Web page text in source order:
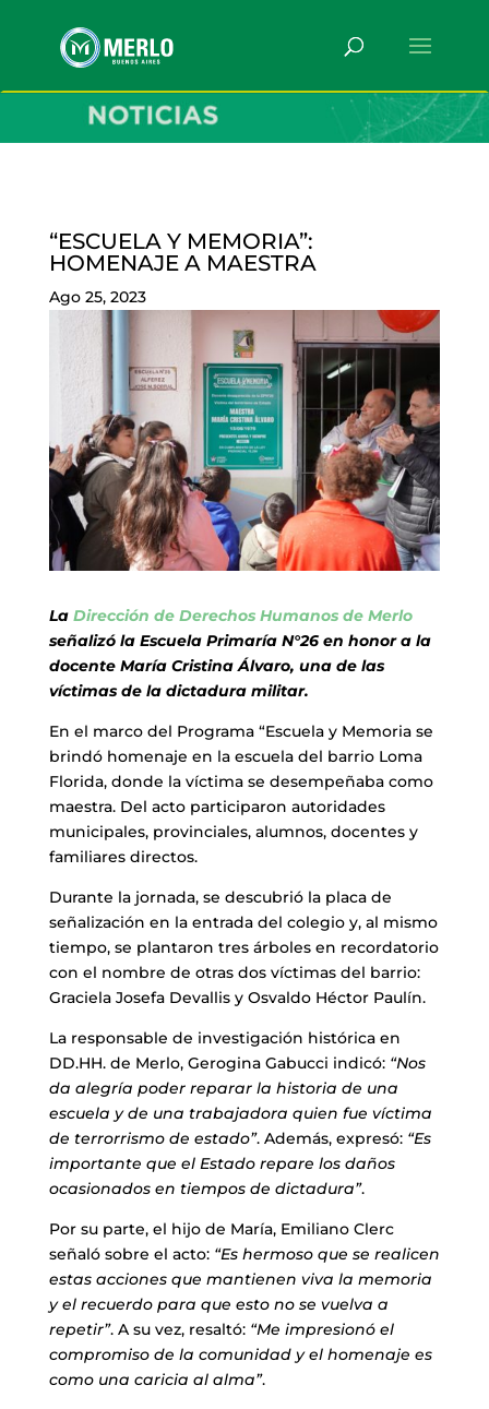
“ESCUELA Y MEMORIA”:
HOMENAJE A MAESTRA
Ago 25, 2023
La Dirección de Derechos Humanos de Merlo
señalizó la Escuela Primaría N°26 en honor a la
docente María Cristina Álvaro, una de las
víctimas de la dictadura militar.
En el marco del Programa “Escuela y Memoria se
brindó homenaje en la escuela del barrio Loma
Florida, donde la víctima se desempeñaba como
maestra. Del acto participaron autoridades
municipales, provinciales, alumnos, docentes y
familiares directos.
Durante la jornada, se descubrió la placa de
señalización en la entrada del colegio y, al mismo
tiempo, se plantaron tres árboles en recordatorio
con el nombre de otras dos víctimas del barrio:
Graciela Josefa Devallis y Osvaldo Héctor Paulín.
La responsable de investigación histórica en
DD.HH. de Merlo, Gerogina Gabucci indicó: “Nos
da alegría poder reparar la historia de una
escuela y de una trabajadora quien fue víctima
de terrorrismo de estado”. Además, expresó: “Es
importante que el Estado repare los daños
ocasionados en tiempos de dictadura”.
Por su parte, el hijo de María, Emiliano Clerc
señaló sobre el acto:“Es hermoso que se realicen
estas acciones que mantienen viva la memoria
y el recuerdo para que esto no se vuelva a
repetir”. A su vez, resaltó: “Me impresionó el
compromiso de la comunidad y el homenaje es
como una caricia al alma”.